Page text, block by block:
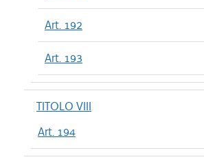
Art. 192
Art. 193
TITOLO VIII
Art. 194